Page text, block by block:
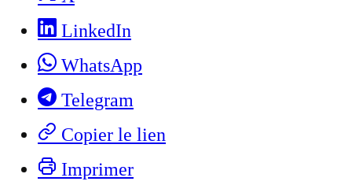
LinkedIn
WhatsApp
Telegram
Copier le lien
Imprimer